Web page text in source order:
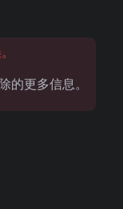
的更多信息。